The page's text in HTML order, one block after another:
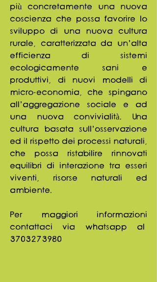
più concretamente una nuova
coscienza che possa favorire lo
sviluppo di una nuova cultura
rurale, caratterizzata da un’alta
efficienza di sistemi
ecologicamente sani e
produttivi, di nuovi modelli di
micro-economia, che spingano
all’aggregazione sociale e ad
una nuova convivialità. Una
cultura basata sull’osservazione
ed il rispetto dei processi naturali,
che possa ristabilire rinnovati
equilibri di interazione tra esseri
viventi, risorse naturali ed
ambiente.
Per maggiori informazioni
contattaci via whatsapp al
3703273980